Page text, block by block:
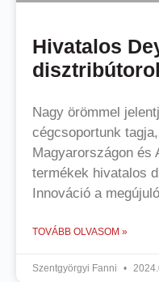
Hivatalos
Nagy örömmel
cégcsoportunk
Magyarországon és
termékek hivatalos
Innováció a megújuló
TOVÁBB OLVASOM »
Szentgyörgyi Fanni